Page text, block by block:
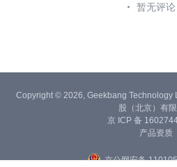
暂无评论
Copyright © 2026, Geekbang Technology
股（北京）有
京 ICP 备
产品资质
京公网安备